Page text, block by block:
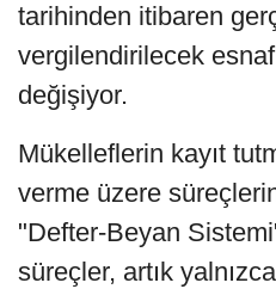
tarihinden itibaren
vergilendirilecek
değişiyor.
Mükelleflerin kayıt
verme üzere
"Defter-Beyan
süreçler, artık yalnızca